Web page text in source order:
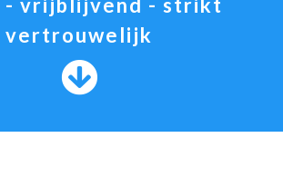
- vrijblijvend - strikt
vertrouwelijk